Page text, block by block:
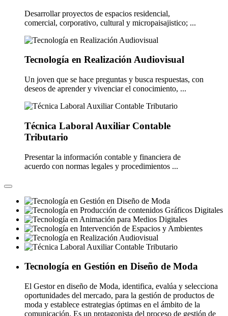
Desarrollar proyectos de espacios residencial,
comercial, corporativo, cultural y micropaisajistico; ...
Tecnología en Realización Audiovisual
Un joven que se hace preguntas y busca respuestas, con
deseos de aprender y vivenciar el conocimiento, ...
Técnica Laboral Auxiliar Contable
Tributario
Presentar la información contable y financiera de
acuerdo con normas legales y procedimientos ...
Tecnología en Gestión en Diseño de Moda
El Gestor en diseño de Moda, identifica, evalúa y selecciona
oportunidades del mercado, para la gestión de productos de
moda y establece estrategias óptimas en el ámbito de la
comunicación. Es un protagonista del proceso de gestión de